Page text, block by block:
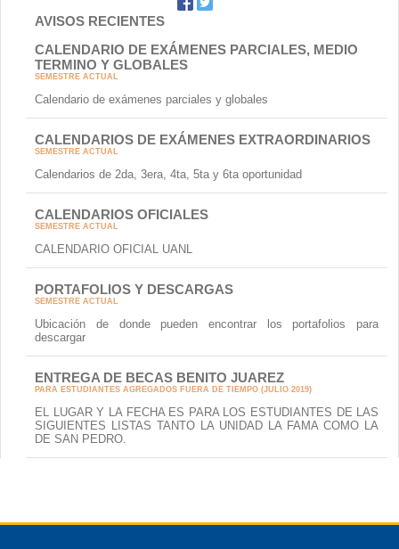
AVISOS RECIENTES
CALENDARIO DE EXÁMENES PARCIALES, MEDIO
TERMINO Y GLOBALES
SEMESTRE ACTUAL
Calendario de exámenes parciales y globales
CALENDARIOS DE EXÁMENES EXTRAORDINARIOS
SEMESTRE ACTUAL
Calendarios de 2da, 3era, 4ta, 5ta y 6ta oportunidad
CALENDARIOS OFICIALES
SEMESTRE ACTUAL
CALENDARIO OFICIAL UANL
PORTAFOLIOS Y DESCARGAS
SEMESTRE ACTUAL
Ubicación de donde pueden encontrar los portafolios para
descargar
ENTREGA DE BECAS BENITO JUAREZ
PARA ESTUDIANTES AGREGADOS FUERA DE TIEMPO (JULIO 2019)
EL LUGAR Y LA FECHA ES PARA LOS ESTUDIANTES DE LAS
SIGUIENTES LISTAS TANTO LA UNIDAD LA FAMA COMO LA
DE SAN PEDRO.